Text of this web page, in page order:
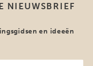
NIEUWSBRIEF
en ideeën